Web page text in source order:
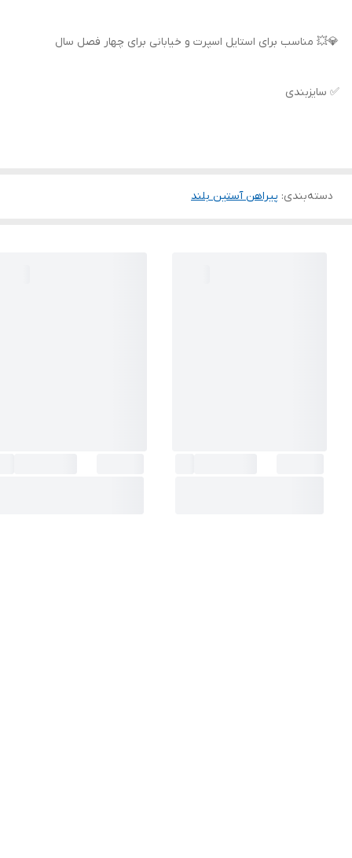
💎💥 مناسب برای استایل اسپرت و خیابانی برای چهار فصل سال
✅ سایزبندی
دسته‌بندی: پیراهن آستین بلند